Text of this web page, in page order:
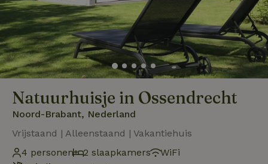
Natuurhuisje in Ossendrecht
Noord-Brabant, Nederland
Vrijstaand | Alleenstaand | Vakantiehuis
4 personen
2 slaapkamers
WiFi